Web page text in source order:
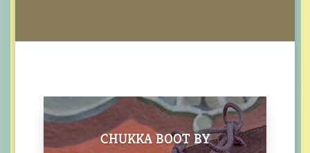
CHUKKA BOOT BY